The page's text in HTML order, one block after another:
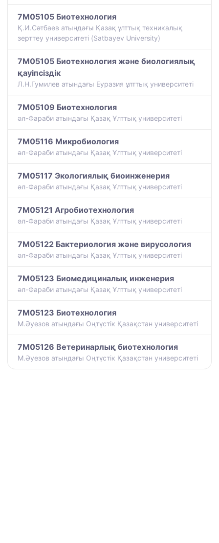
7M05105 Биотехнология
Қ.И.Сәтбаев атындағы Қазақ ұлттық техникалық
зерттеу университеті (Satbayev University)
7M05105 Биотехнология және биологиялық
қауіпсіздік
Л.Н.Гумилев атындағы Еуразия ұлттық университеті
7M05109 Биотехнология
әл-Фараби атындағы Қазақ Ұлттық университеті
7M05116 Микробиология
әл-Фараби атындағы Қазақ Ұлттық университеті
7M05117 Экологиялық биоинженерия
әл-Фараби атындағы Қазақ Ұлттық университеті
7M05121 Агробиотехнология
әл-Фараби атындағы Қазақ Ұлттық университеті
7M05122 Бактериология және вирусология
әл-Фараби атындағы Қазақ Ұлттық университеті
7M05123 Биомедициналық инженерия
әл-Фараби атындағы Қазақ Ұлттық университеті
7M05123 Биотехнология
М.Әуезов атындағы Оңтүстік Қазақстан университеті
7M05126 Ветеринарлық биотехнология
М.Әуезов атындағы Оңтүстік Қазақстан университеті